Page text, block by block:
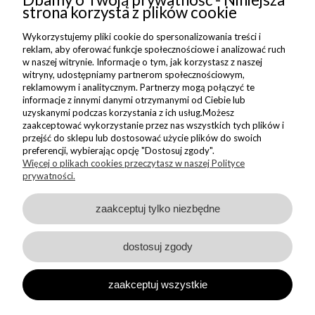
NEWSLETTER
Dołącz do nas i zyskaj 5% zniżki na Twoje pierwsze Nadzwyczajne
zakupy
ZAPISZ SIĘ
Wyrażam zgodę na wysyłanie do mnie informacji handlowych na
wskazany adres oraz przetwarzanie moich danych w związku z
obsługą newsletteru.
Zapoznałem/am się i akceptuję
Politykę Prywatności
Sklep internetowy Shoper Premium
Made with
strona korzysta z plików cookie
Wykorzystujemy pliki cookie do spersonalizowania treści i
reklam, aby oferować funkcje społecznościowe i analizować ruch
w naszej witrynie. Informacje o tym, jak korzystasz z naszej
witryny, udostępniamy partnerom społecznościowym,
reklamowym i analitycznym. Partnerzy mogą połączyć te
informacje z innymi danymi otrzymanymi od Ciebie lub
uzyskanymi podczas korzystania z ich usług.Możesz
zaakceptować wykorzystanie przez nas wszystkich tych plików i
przejść do sklepu lub dostosować użycie plików do swoich
preferencji, wybierając opcję "Dostosuj zgody".
Więcej o plikach cookies przeczytasz w naszej Polityce
prywatności.
zaakceptuj tylko niezbędne
dostosuj zgody
zaakceptuj wszystkie